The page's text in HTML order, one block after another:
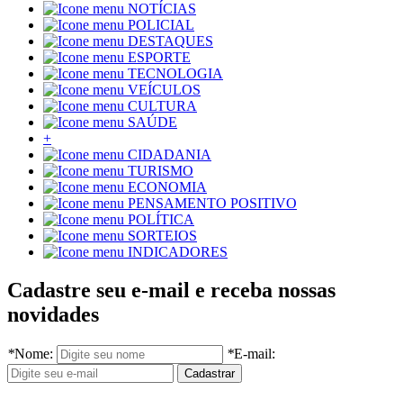
NOTÍCIAS
POLICIAL
DESTAQUES
ESPORTE
TECNOLOGIA
VEÍCULOS
CULTURA
SAÚDE
+
CIDADANIA
TURISMO
ECONOMIA
PENSAMENTO POSITIVO
POLÍTICA
SORTEIOS
INDICADORES
Cadastre seu e-mail e receba nossas
novidades
*Nome: *E-mail: